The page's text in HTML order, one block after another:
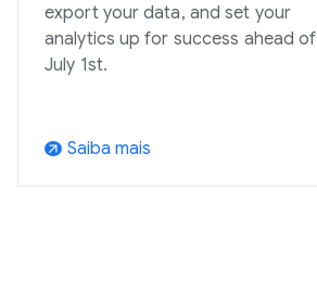
export your data, and set your
analytics up for success ahead of
July 1st.
arrow_outward Saiba mais